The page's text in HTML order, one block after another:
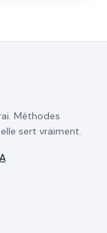
Méthodes
sert vraiment.